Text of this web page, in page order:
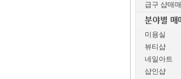
급구 샵매매
미용실
뷰티샵
네일아트
샵인샵